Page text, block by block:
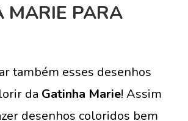
MARIE PARA
também esses desenhos
da Gatinha Marie! Assim
desenhos coloridos bem